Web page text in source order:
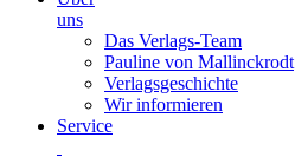
uns
Das Verlags-Team
Pauline von Mallinckrodt
Verlagsgeschichte
Wir informieren
Service